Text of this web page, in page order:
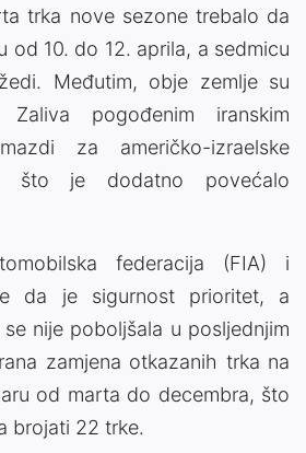
trka nove sezone trebalo da
od 10. do 12. aprila, a sedmicu
Međutim, obje zemlje su
Zaliva pogođenim iranskim
za američko-izraelske
što je dodatno povećalo
federacija (FIA)
i
da je sigurnost prioritet, a
se nije poboljšala u posljednjim
zamjena otkazanih trka na
od marta do decembra, što
brojati 22 trke.